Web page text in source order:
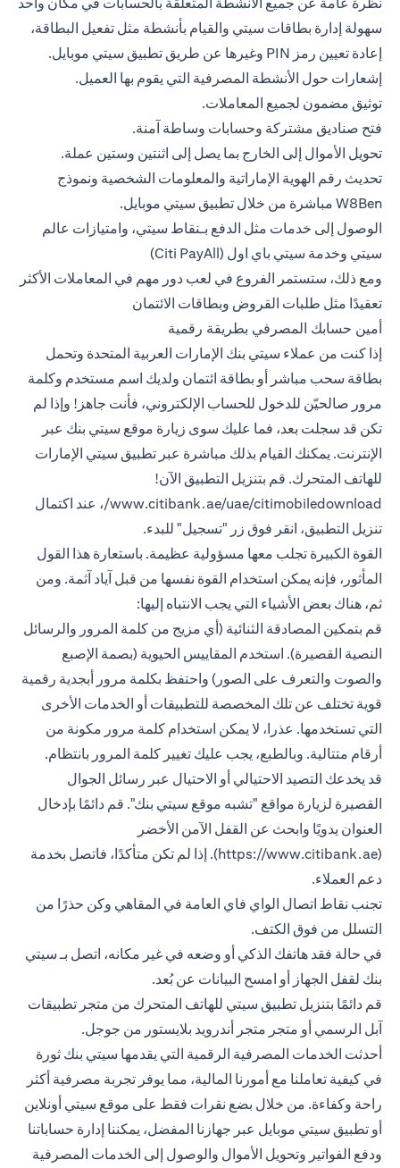
سهولة إدارة بطاقات سيتي والقيام بأنشطة مثل تفعيل البطاقة،
إعادة تعيين رمز PIN وغيرها عن طريق تطبيق سيتي موبايل.
إشعارات حول الأنشطة المصرفية التي يقوم بها العميل.
توثيق مضمون لجميع المعاملات.
فتح صناديق مشتركة وحسابات وساطة آمنة.
تحويل الأموال إلى الخارج بما يصل إلى اثنتين وستين عملة.
تحديث رقم الهوية الإماراتية والمعلومات الشخصية ونموذج
W8Ben مباشرة من خلال تطبيق سيتي موبايل.
الوصول إلى خدمات مثل الدفع بـنقاط سيتي، وامتيازات عالم
سيتي وخدمة سيتي باي اول (Citi PayAll)
ومع ذلك، ستستمر الفروع في لعب دور مهم في المعاملات الأكثر
تعقيدًا مثل طلبات القروض وبطاقات الائتمان
أمين حسابك المصرفي بطريقة رقمية
إذا كنت من عملاء سيتي بنك الإمارات العربية المتحدة وتحمل
بطاقة سحب مباشر أو بطاقة ائتمان ولديك اسم مستخدم وكلمة
مرور صالحيّن للدخول للحساب الإلكتروني، فأنت جاهز! وإذا لم
تكن قد سجلت بعد، فما عليك سوى زيارة موقع سيتي بنك عبر
الإنترنت. يمكنك القيام بذلك مباشرة عبر تطبيق سيتي الإمارات
للهاتف المتحرك. قم بتنزيل التطبيق الآن!
www.citibank.ae/uae/citimobiledownload/، عند اكتمال
تنزيل التطبيق، انقر فوق زر "تسجيل" للبدء.
القوة الكبيرة تجلب معها مسؤولية عظيمة. باستعارة هذا القول
المأثور، فإنه يمكن استخدام القوة نفسها من قبل آياد آثمة. ومن
ثم، هناك بعض الأشياء التي يجب الانتباه إليها:
قم بتمكين المصادقة الثنائية (أي مزيج من كلمة المرور والرسائل
النصية القصيرة). استخدم المقاييس الحيوية (بصمة الإصبع
والصوت والتعرف على الصور) واحتفظ بكلمة مرور أبجدية رقمية
قوية تختلف عن تلك المخصصة للتطبيقات أو الخدمات الأخرى
التي تستخدمها. عذرا، لا يمكن استخدام كلمة مرور مكونة من
أرقام متتالية. وبالطبع، يجب عليك تغيير كلمة المرور بانتظام.
قد يخدعك التصيد الاحتيالي أو الاحتيال عبر رسائل الجوال
القصيرة لزيارة مواقع "تشبه موقع سيتي بنك". قم دائمًا بإدخال
العنوان يدويًا وابحث عن القفل الآمن الأخضر
(https://www.citibank.ae). إذا لم تكن متأكدًا، فاتصل بخدمة
دعم العملاء.
تجنب نقاط اتصال الواي فاي العامة في المقاهي وكن حذرًا من
التسلل من فوق الكتف.
في حالة فقد هاتفك الذكي أو وضعه في غير مكانه، اتصل بـ سيتي
بنك لقفل الجهاز أو امسح البيانات عن بُعد.
قم دائمًا بتنزيل تطبيق سيتي للهاتف المتحرك من متجر تطبيقات
آبل الرسمي أو متجر متجر أندرويد بلايستور من جوجل.
أحدثت الخدمات المصرفية الرقمية التي يقدمها سيتي بنك ثورة
في كيفية تعاملنا مع أمورنا المالية، مما يوفر تجربة مصرفية أكثر
راحة وكفاءة. من خلال بضع نقرات فقط على موقع سيتي أونلاين
أو تطبيق سيتي موبايل عبر جهازنا المفضل، يمكننا إدارة حساباتنا
ودفع الفواتير وتحويل الأموال والوصول إلى الخدمات المصرفية